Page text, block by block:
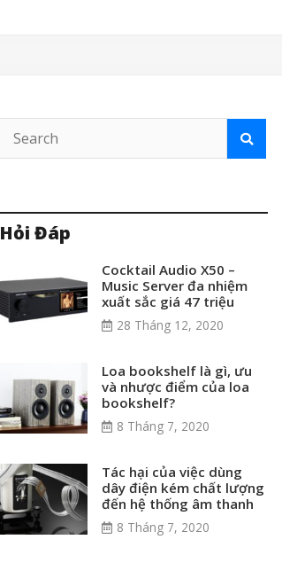
Hỏi Đáp
Cocktail Audio X50 –
Music Server đa nhiệm
xuất sắc giá 47 triệu
28 Tháng 12, 2020
Loa bookshelf là gì, ưu
và nhược điểm của loa
bookshelf?
8 Tháng 7, 2020
Tác hại của việc dùng
dây điện kém chất lượng
đến hệ thống âm thanh
8 Tháng 7, 2020